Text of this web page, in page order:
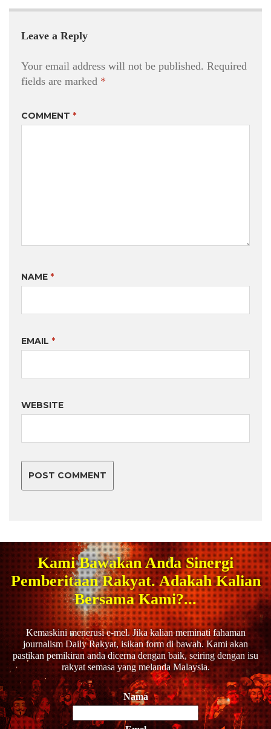
Leave a Reply
Your email address will not be published. Required
fields are marked *
COMMENT *
NAME *
EMAIL *
WEBSITE
Kami Bawakan Anda Sinergi
Pemberitaan Rakyat. Adakah Kalian
Bersama Kami?...
Kemaskini menerusi e-mel. Jika kalian meminati fahaman
journalism Daily Rakyat, isikan form di bawah. Kami akan
pastikan pemikiran anda dicerna dengan baik, seiring dengan isu
rakyat semasa yang melanda Malaysia.
Nama